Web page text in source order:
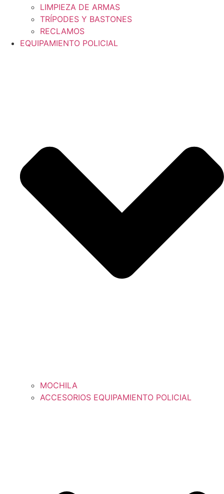
LIMPIEZA DE ARMAS
TRÍPODES Y BASTONES
RECLAMOS
EQUIPAMIENTO POLICIAL
MOCHILA
ACCESORIOS EQUIPAMIENTO POLICIAL